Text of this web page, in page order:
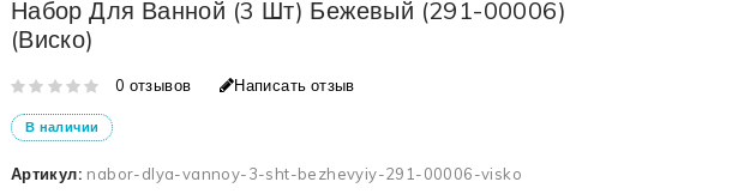
Набор Для Ванной (3 Шт) Бежевый (291-00006)
(Виско)
0 отзывов Написать отзыв
В наличии
Артикул: nabor-dlya-vannoy-3-sht-bezhevyiy-291-00006-visko